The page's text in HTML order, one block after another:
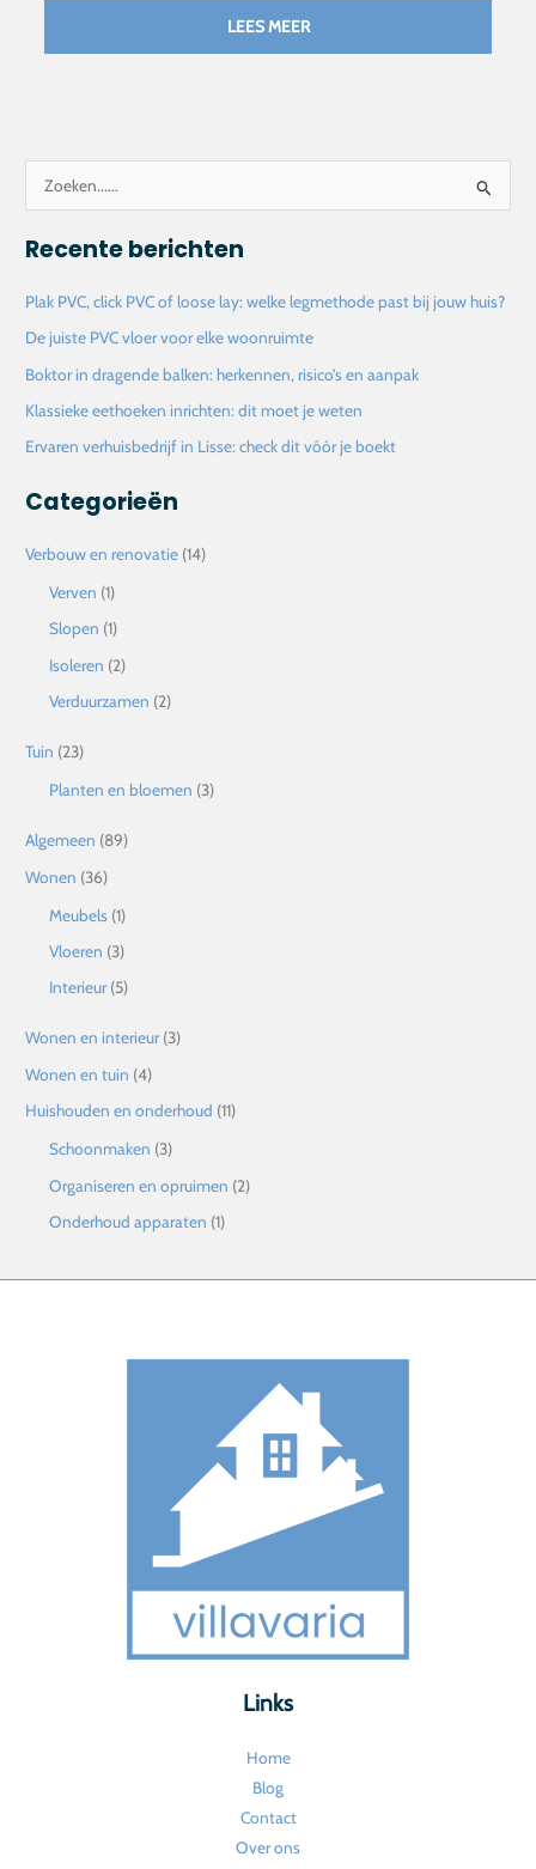
LEES MEER
e
a
r
:
Recente berichten
Plak PVC, click PVC of loose lay: welke legmethode past bij jouw huis?
De juiste PVC vloer voor elke woonruimte
Boktor in dragende balken: herkennen, risico’s en aanpak
Klassieke eethoeken inrichten: dit moet je weten
Ervaren verhuisbedrijf in Lisse: check dit vóór je boekt
Categorieën
Verbouw en renovatie (14)
Verven (1)
Slopen (1)
Isoleren (2)
Verduurzamen (2)
Tuin (23)
Planten en bloemen (3)
Algemeen (89)
Wonen (36)
Meubels (1)
Vloeren (3)
Interieur(5)
Wonen en interieur(3)
Wonen en tuin (4)
Huishouden en onderhoud (11)
Schoonmaken (3)
Organiseren en opruimen (2)
Onderhoud apparaten (1)
Links
Home
Blog
Contact
Over ons